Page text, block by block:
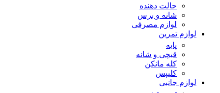
حالت دهنده
شانه و برس
لوازم مصرفی
لوازم تمرین
پایه
قیچی و شانه
کله مانکن
کلیپس
لوازم جانبی